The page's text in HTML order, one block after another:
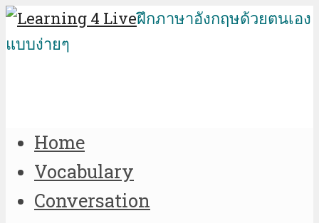
ฝึกภาษาอังกฤษด้วยตนเอง
แบบง่ายๆ
Home
Vocabulary
Conversation